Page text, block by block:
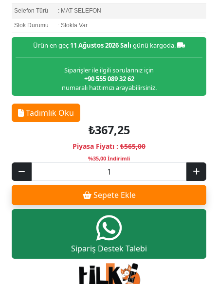
Selefon Türü : MAT SELEFON
Stok Durumu : Stokta Var
Ürün en geç 11 Ağustos 2026 Salı günü kargoda.
Siparişler ile ilgili sorularınız için
+90 555 089 32 62
numaralı hattımızı arayabilirsiniz.
Tadımlık Oku
₺367,25
Piyasa Fiyatı : ₺565,00
%35,00 İndirimli
Sepete Ekle
Sipariş Destek Talebi